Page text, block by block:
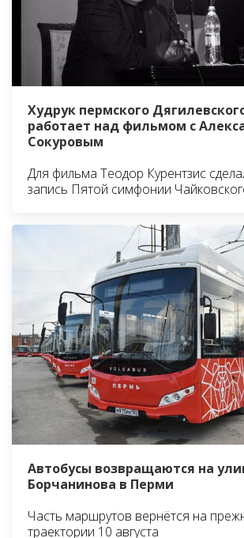
Худрук пермского
работает над фильмом с
Сокуровым
Для фильма Теодор Курентзис
запись Пятой симфонии
Автобусы возвращаются на
Борчанинова в Перми
Часть маршрутов вернётся на
траектории 10 августа